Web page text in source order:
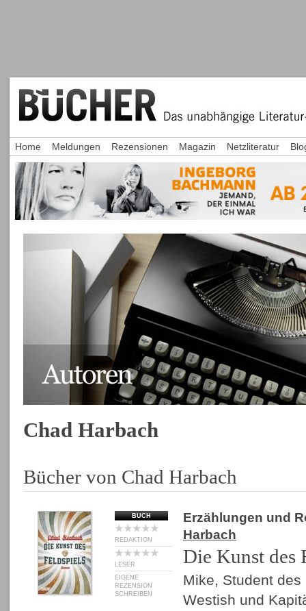
Chad Harbach
Bücher von Chad Harbach
BUCH
REDAKTION
LESER
EIGENE
REZENSION
SCHREIBEN
Erzählungen und
Harbach
Die Kunst des
Mike, Student
Westish und
Home Meldungen Rezensionen Magazin Netzliteratur